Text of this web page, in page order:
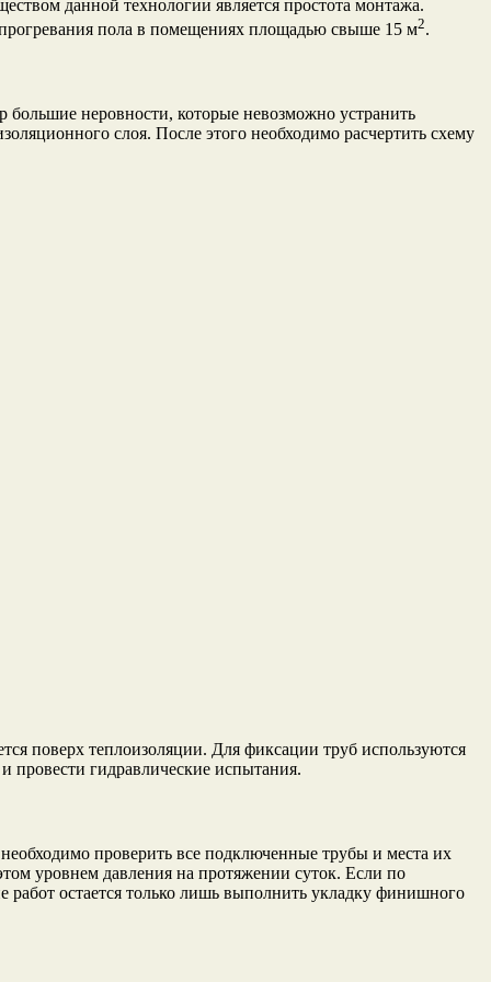
данной технологии является простота монтажа.
пола в помещениях площадью свыше 15 м2.
неровности, которые невозможно устранить
слоя. После этого необходимо расчертить схему
поверх теплоизоляции. Для фиксации труб используются
провести гидравлические испытания.
проверить все подключенные трубы и места их
уровнем давления на протяжении суток. Если по
остается только лишь выполнить укладку финишного